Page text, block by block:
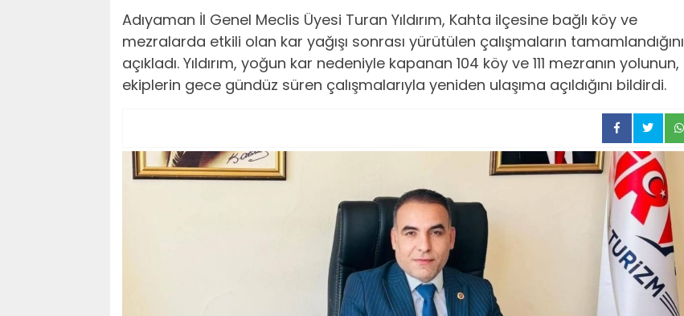
Adıyaman İl Genel Meclis Üyesi Turan Yıldırım, Kahta ilçesine bağlı köy ve
mezralarda etkili olan kar yağışı sonrası yürütülen çalışmaların tamamlandığını
açıkladı. Yıldırım, yoğun kar nedeniyle kapanan 104 köy ve 111 mezranın yolunun,
ekiplerin gece gündüz süren çalışmalarıyla yeniden ulaşıma açıldığını bildirdi.